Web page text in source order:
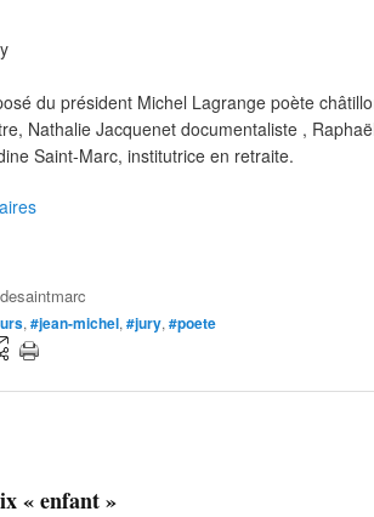
du président Michel Lagrange poète
Nathalie Jacquenet documentaliste ,
Saint-Marc, institutrice en retraite.
, #jean-michel, #jury, #poete
« enfant »